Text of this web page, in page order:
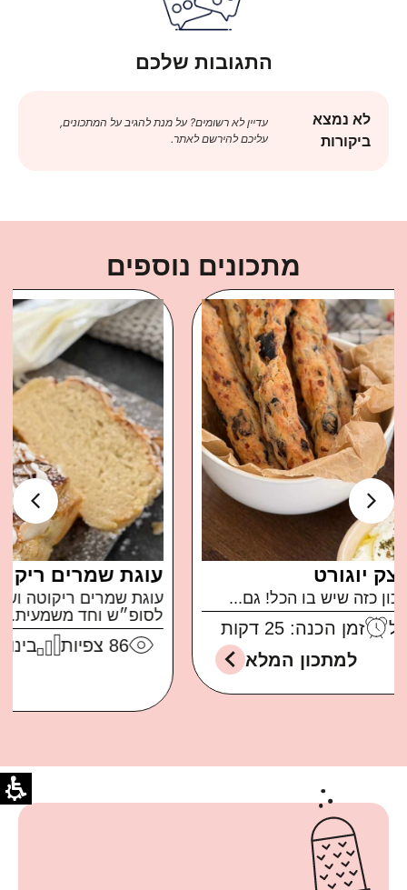
התגובות שלכם
לא נמצא
ביקורות
עדיין לא רשומים? על מנת להגיב על המתכונים,
עליכם להירשם לאתר.
מתכונים נוספים
עוגת שמרים ריקוטה ושקדים
עוגת שמרים ריקוטה ושקדים ממכרת ברמות בול
לסופ״ש וחד משמעית...
בינוני
זמן הכנה: 30 דקות
למתכון המלא